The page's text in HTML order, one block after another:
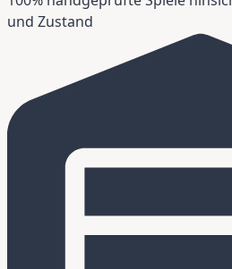
und Zustand